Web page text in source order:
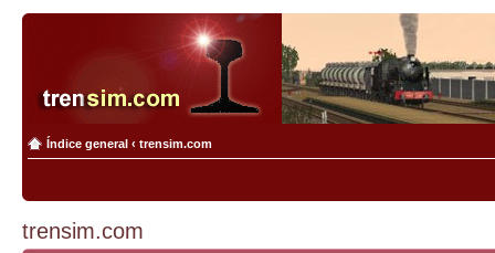
Índice general ‹ trensim.com
trensim.com